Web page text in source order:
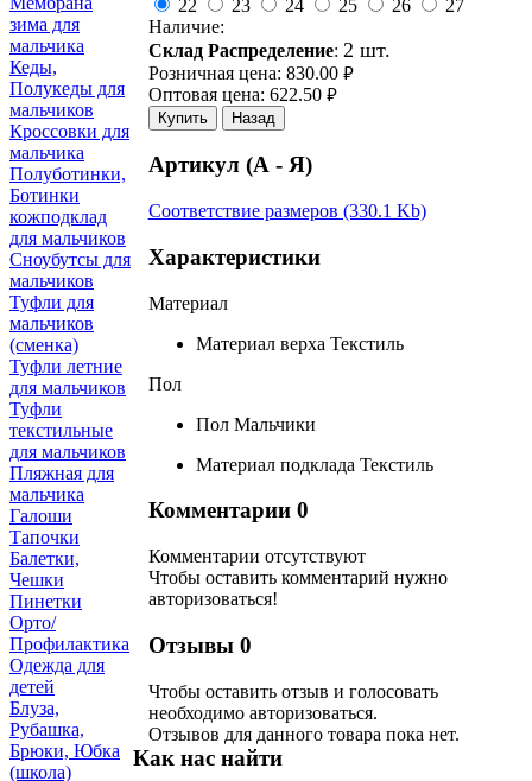
22
23 24 25 26
27
Наличие:
Склад Распределение: 2 шт.
Розничная цена: 830.00 руб.
Оптовая цена: 622.50 руб.
Купить Назад
Артикул (А - Я)
Соответствие размеров (330.1 Kb)
Характеристики
Материал
Материал верха Текстиль
Пол
Пол Мальчики
Материал подклада Текстиль
Комментарии 0
Комментарии отсутствуют
Чтобы оставить комментарий нужно
авторизоваться!
Отзывы 0
Чтобы оcтавить отзыв и голосовать
необходимо авторизоваться.
Отзывов для данного товара пока нет.
зима для
мальчика
Кеды,
Полукеды для
мальчиков
Кроссовки для
мальчика
Полуботинки,
Ботинки
кожподклад
для мальчиков
Сноубутсы для
мальчиков
Туфли для
мальчиков
(сменка)
Туфли летние
для мальчиков
Туфли
текстильные
для мальчиков
Пляжная для
мальчика
Галоши
Тапочки
Балетки,
Чешки
Пинетки
Орто/
Профилактика
Одежда для
детей
Блуза,
Рубашка,
Брюки, Юбка
(школа)
Как нас найти